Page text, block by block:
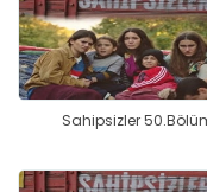
Sahipsizler